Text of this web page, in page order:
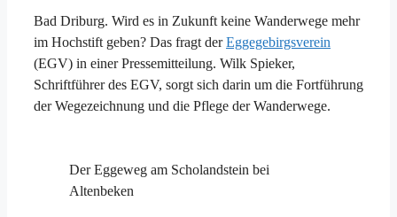
Bad Driburg. Wird es in Zukunft keine Wanderwege mehr
im Hochstift geben? Das fragt derEggegebirgsverein
(EGV) in einer Pressemitteilung. Wilk Spieker,
Schriftführer des EGV, sorgt sich darin um die Fortführung
der Wegezeichnung und die Pflege der Wanderwege.
Der Eggeweg am Scholandstein bei
Altenbeken